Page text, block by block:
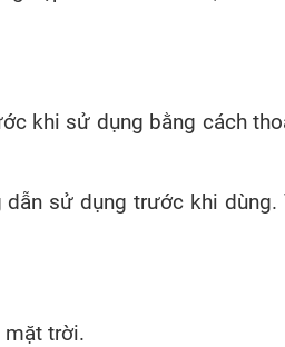
khi sử dụng bằng cách
sử dụng trước khi dùng.
mặt trời.